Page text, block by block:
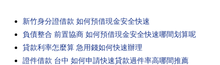
新竹身分證借款 如何預借現金安全快速
負債整合 前置協商 如何預借現金安全快速哪間划算呢
貸款利率怎麼算 急用錢如何快速辦理
證件借款 台中 如何申請快速貸款過件率高哪間推薦